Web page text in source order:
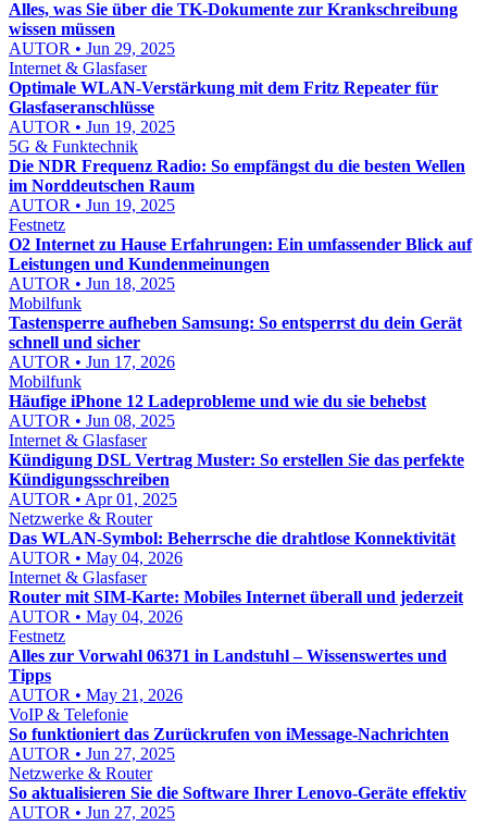
Alles, was Sie über die TK-Dokumente zur Krankschreibung
wissen müssen
AUTOR • Jun 29, 2025
Internet & Glasfaser
Optimale WLAN-Verstärkung mit dem Fritz Repeater für
Glasfaseranschlüsse
AUTOR • Jun 19, 2025
5G & Funktechnik
Die NDR Frequenz Radio: So empfängst du die besten Wellen
im Norddeutschen Raum
AUTOR • Jun 19, 2025
Festnetz
O2 Internet zu Hause Erfahrungen: Ein umfassender Blick auf
Leistungen und Kundenmeinungen
AUTOR • Jun 18, 2025
Mobilfunk
Tastensperre aufheben Samsung: So entsperrst du dein Gerät
schnell und sicher
AUTOR • Jun 17, 2026
Mobilfunk
Häufige iPhone 12 Ladeprobleme und wie du sie behebst
AUTOR • Jun 08, 2025
Internet & Glasfaser
Kündigung DSL Vertrag Muster: So erstellen Sie das perfekte
Kündigungsschreiben
AUTOR • Apr 01, 2025
Netzwerke & Router
Das WLAN-Symbol: Beherrsche die drahtlose Konnektivität
AUTOR • May 04, 2026
Internet & Glasfaser
Router mit SIM-Karte: Mobiles Internet überall und jederzeit
AUTOR • May 04, 2026
Festnetz
Alles zur Vorwahl 06371 in Landstuhl – Wissenswertes und
Tipps
AUTOR • May 21, 2026
VoIP & Telefonie
So funktioniert das Zurückrufen von iMessage-Nachrichten
AUTOR • Jun 27, 2025
Netzwerke & Router
So aktualisieren Sie die Software Ihrer Lenovo-Geräte effektiv
AUTOR • Jun 27, 2025